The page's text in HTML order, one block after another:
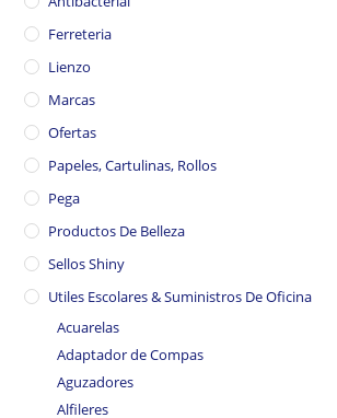
Ferreteria
Lienzo
Marcas
Ofertas
Papeles, Cartulinas, Rollos
Pega
Productos De Belleza
Sellos Shiny
Utiles Escolares & Suministros De Oficina
Acuarelas
Adaptador de Compas
Aguzadores
Alfileres